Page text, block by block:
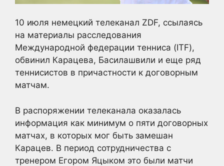
10 июля немецкий телеканал ZDF, ссылаясь
на материалы расследования
Международной федерации тенниса (ITF),
обвинил Карацева, Басилашвили и еще ряд
теннисистов в причастности к договорным
матчам.
В распоряжении телеканала оказалась
информация как минимум о пяти договорных
матчах, в которых мог быть замешан
Карацев. В период сотрудничества с
тренером Егором Яцыком это были матчи